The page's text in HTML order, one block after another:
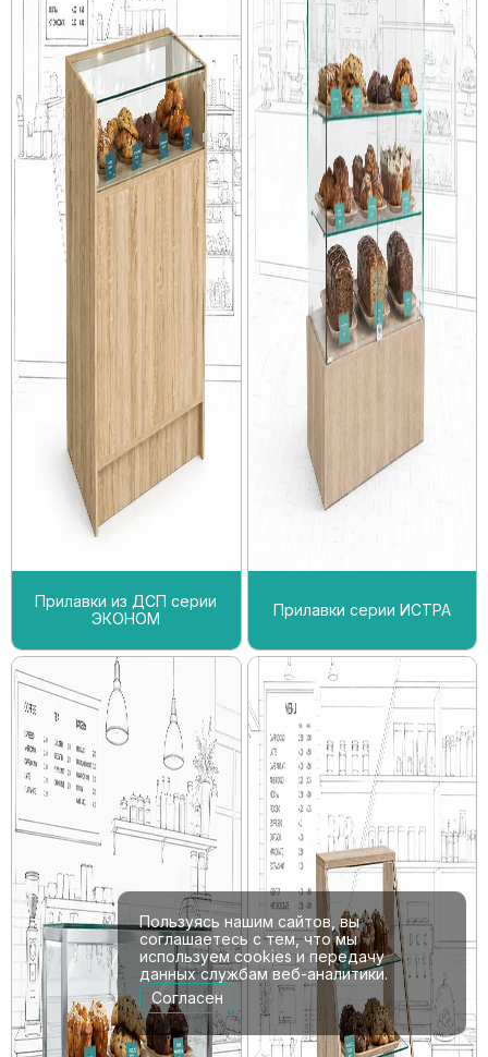
Прилавки из ДСП серии
ЭКОНОМ
Прилавки серии ИСТРА
Пользуясь нашим сайтов, вы
соглашаетесь с тем, что мы
используем cookies и передачу
данных службам веб-аналитики.
Согласен